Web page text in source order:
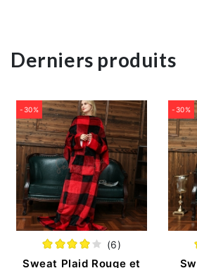
Derniers produits
-30%
(6)
Sweat Plaid Rouge et
-30%